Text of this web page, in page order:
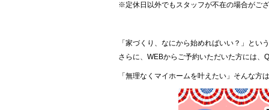
※定休日以外でもスタッフが不在の場合がご
「家づくり、なにから始めればいい？」と
さらに、WEBからご予約いただいた方には、
「無理なくマイホームを叶えたい」そんな方